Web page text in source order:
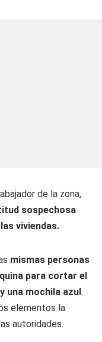
de la zona,
sospechosa
viviendas.
mismas personas
para cortar el
una mochila azul.
elementos la
autoridades.